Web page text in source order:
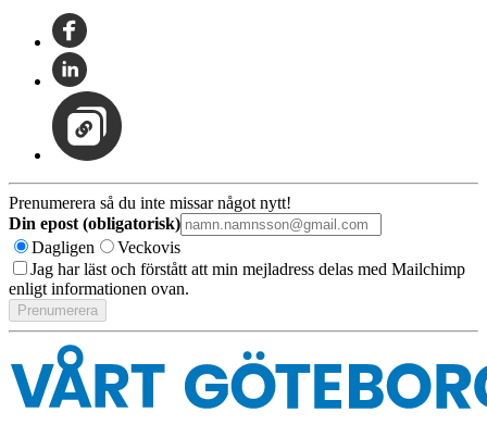
Prenumerera så du inte missar något nytt!
Din epost (obligatorisk)
Dagligen
Veckovis
Jag har läst och förstått att min mejladress delas med Mailchimp
enligt informationen ovan.